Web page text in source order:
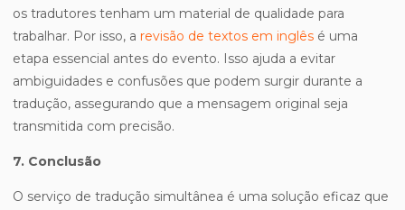
os tradutores tenham um material de qualidade para
trabalhar. Por isso, a revisão de textos em inglês é uma
etapa essencial antes do evento. Isso ajuda a evitar
ambiguidades e confusões que podem surgir durante a
tradução, assegurando que a mensagem original seja
transmitida com precisão.
7. Conclusão
O serviço de tradução simultânea é uma solução eficaz que